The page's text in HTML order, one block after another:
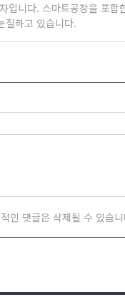
입니다. 스마트공장을 포
질하고 있습니다.
인 댓글은 삭제될 수 있습